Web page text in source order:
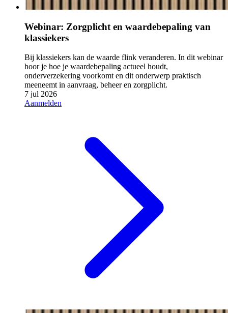
Webinar: Zorgplicht en waardebepaling van
klassiekers
Bij klassiekers kan de waarde flink veranderen. In dit webinar
hoor je hoe je waardebepaling actueel houdt,
onderverzekering voorkomt en dit onderwerp praktisch
meeneemt in aanvraag, beheer en zorgplicht.
7 jul 2026
Aanmelden